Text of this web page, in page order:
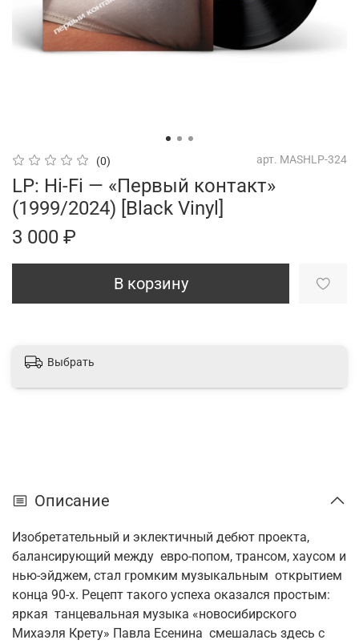
(0) арт. MASHLP-324
LP: Hi-Fi — «Первый контакт»
(1999/2024) [Black Vinyl]
3 000 ₽
В корзину
Выбрать
Описание
Изобретательный и эклектичный дебют проекта,
балансирующий между евро-попом, трансом, хаусом и
нью-эйджем, стал громким музыкальным открытием
конца 90-х. Рецепт такого успеха оказался простым:
яркая танцевальная музыка «новосибирского
Михаэля Крету» Павла Есенина смешалась здесь с